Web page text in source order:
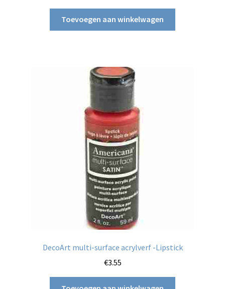
Toevoegen aan winkelwagen
DecoArt multi-surface acrylverf -Lipstick
€3.55